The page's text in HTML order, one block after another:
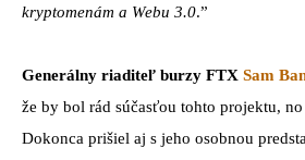
kryptomenám a Webu 3.0.”
Generálny riaditeľ burzy FTX Sam
že by bol rád súčasťou tohto projektu,
Dokonca prišiel aj s jeho osobnou